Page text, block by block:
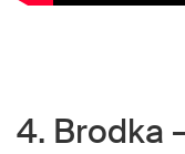
4. Brodka